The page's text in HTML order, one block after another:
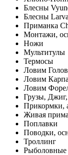
Блесны
Блесны
Приманка
Монтажи,
Ножи
Мультитулы
Термосы
Ловим
Ловим Карпа
Ловим
Грузы,
Прикормки,
Живая
Поплавки
Поводки,
Троллинг
Рыболовные